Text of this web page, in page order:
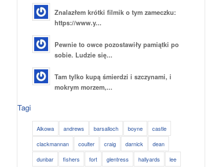
Znalazłem krótki filmik o tym zameczku:
https://www.y...
Pewnie to owce pozostawiły pamiątki po
sobie. Ludzie się...
Tam tylko kupą śmierdzi i szczynami, i
mokrym morzem,...
Tagi
Alkowa andrews barsalloch boyne
castle
clackmannan
coulter craig darnick
dean
dunbar
fishers fort glentress hallyards lee